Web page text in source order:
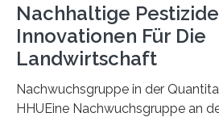
Nachhaltige
Innovationen Für Die
Landwirtschaft
Nachwuchsgruppe in der
HHUEine Nachwuchsgruppe an